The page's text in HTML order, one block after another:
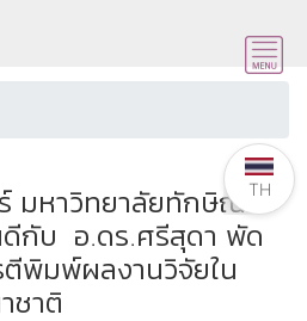
มหาวิทยาลัยทักษิณ
กับ อ.ดร.ศรีสุดา พัด
พิมพ์ผลงานวิจัยใน
ชาติ
TH